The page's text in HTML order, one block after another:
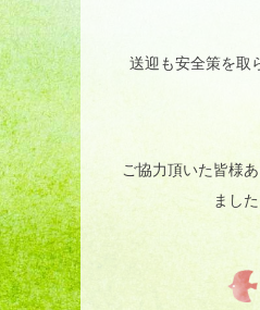
送迎も安全策を取
ご協力頂いた皆様
ました